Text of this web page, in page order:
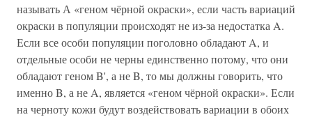
называть А «геном чёрной окраски», если часть вариаций
окраски в популяции происходят не из-за недостатка A.
Если все особи популяции поголовно обладают A, и
отдельные особи не черны единственно потому, что они
обладают геном B', а не B, то мы должны говорить, что
именно B, а не A, является «геном чёрной окраски». Если
на черноту кожи будут воздействовать вариации в обоих